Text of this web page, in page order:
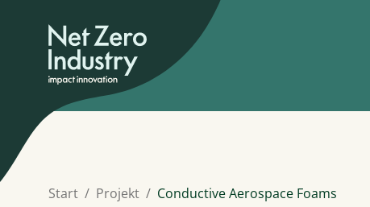
Start Projekt Conductive Aerospace Foams